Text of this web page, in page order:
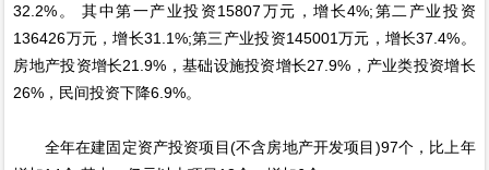
32.2%。 其中第一产业投资15807万元，增长4%;第二产业投资
136426万元，增长31.1%;第三产业投资145001万元，增长37.4%。
房地产投资增长21.9%，基础设施投资增长27.9%，产业类投资增长
26%，民间投资下降6.9%。
全年在建固定资产投资项目(不含房地产开发项目)97个，比上年